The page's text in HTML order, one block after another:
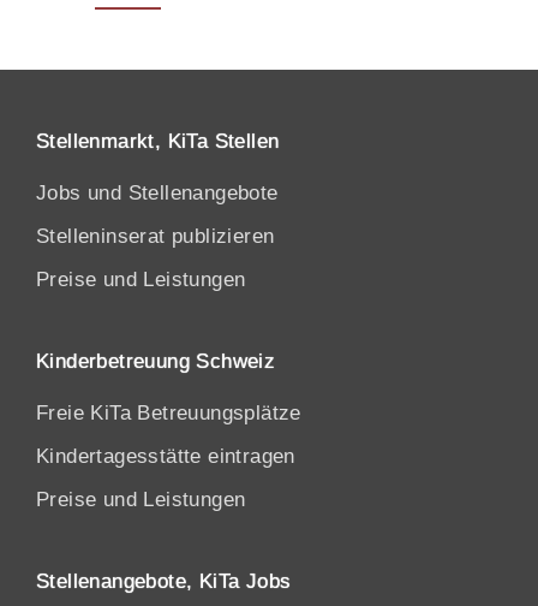
Stellenmarkt, KiTa Stellen
Jobs und Stellenangebote
Stelleninserat publizieren
Preise und Leistungen
Kinderbetreuung Schweiz
Freie KiTa Betreuungsplätze
Kindertagesstätte eintragen
Preise und Leistungen
Stellenangebote, KiTa Jobs